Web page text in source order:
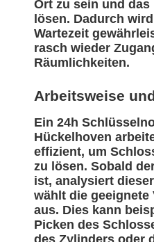
Ort zu sein und
lösen. Dadurch
Wartezeit
rasch wieder
Räumlichkeiten.
Arbeitsweise
Ein 24h
Hückelhoven
effizient, um
zu lösen. Sobald
ist, analysiert
wählt die geeignete
aus. Dies kann
Picken des